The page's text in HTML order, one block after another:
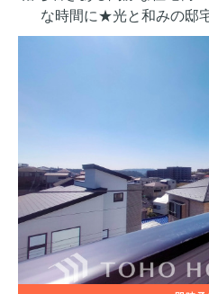
な時間に★光と和みの邸